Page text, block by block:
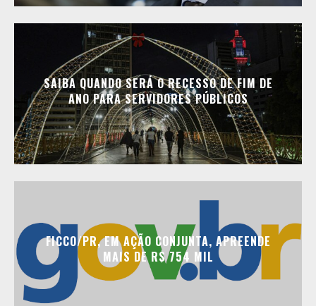
SAIBA QUANDO SERÁ O RECESSO DE FIM DE
ANO PARA SERVIDORES PÚBLICOS
FICCO/PR, EM AÇÃO CONJUNTA, APREENDE
MAIS DE R$ 754 MIL